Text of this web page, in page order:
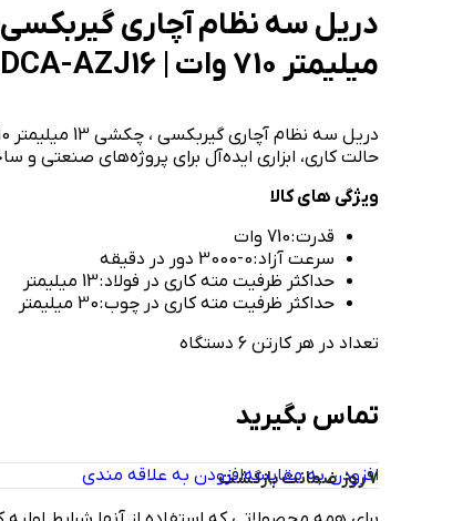
میلیمتر 710 وات | DCA-AZJ16
حالت کاری، ابزاری ایده‌آل برای پروژه‌های صنعتی و
ویژگی های کالا
قدرت : 710 وات
سرعت آزاد : 0-3000 دور در دقیقه
حداکثر ظرفیت مته کاری در فولاد : 13 میلیمتر
حداکثر ظرفیت مته کاری در چوب : 30 میلیمتر
تعداد در هر کارتن 6 دستگاه
تماس بگیرید
افزودن به مقایسهافزودن به علاقه مندی
7 روز ضمانت بازگشت